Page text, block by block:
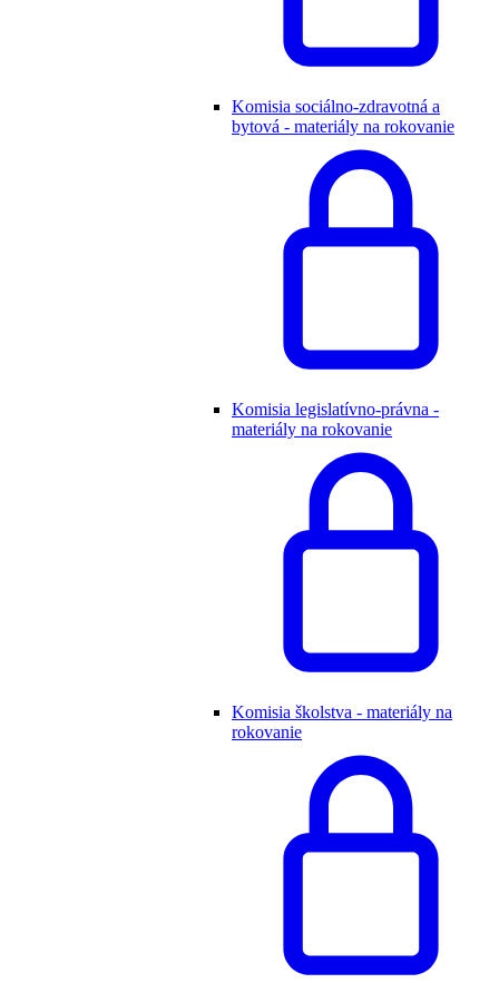
Komisia sociálno-zdravotná a
bytová - materiály na rokovanie
Komisia legislatívno-právna -
materiály na rokovanie
Komisia školstva - materiály na
rokovanie